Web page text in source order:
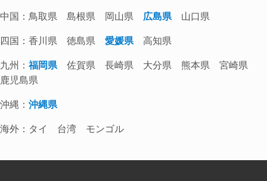
中国：鳥取県 島根県 岡山県 広島県山口県
四国：香川県 徳島県愛媛県高知県
九州：福岡県佐賀県 長崎県 大分県 熊本県 宮崎県
鹿児島県
沖縄：沖縄県
海外：タイ 台湾 モンゴル